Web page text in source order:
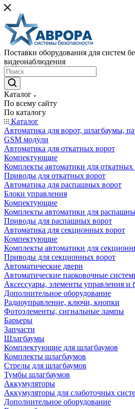
Поставки оборудования для систем
видеонаблюдения
Каталог
По всему сайту
По каталогу
Каталог
Автоматика для ворот, шлагбаумы,
GSM модули
Автоматика для откатных ворот
Компектующие
Комплекты автоматики для откатных
Приводы для откатных ворот
Автоматика для распашных ворот
Блоки управления
Компектующие
Комплекты автоматики для
Приводы для распашных ворот
Автоматика для секционных ворот
Компектующие
Комплекты автоматики для
Приводы для секционных ворот
Автоматические двери
Автоматические парковочные
Аксессуары, элементы управления и
Дополнительное оборудование
Радиоуправление, ключи, кнопки
Фотоэлементы, сигнальные лампы
Барьеры
Запчасти
Шлагбаумы
Комплектующие для шлагбаумов
Комплекты шлагбаумов
Стрелы для шлагбаумов
Тумбы шлагбаумов
Аккумуляторы
Аккумуляторы для слаботочных
Дополнительное оборудование